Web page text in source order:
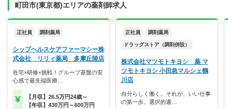
町田市(東京都)エリアの薬剤師求人
正社員 調剤薬局
シップヘルスケアファーマシー株
式会社 リリィ薬局 多摩丘陵店
在宅×研修×挑戦！グループ基盤の安
心感で最先端医療…
【月収】26.5万円24歳～
【年収】430万円～600万円
正社員 調剤薬局
ドラッグストア（調剤併設）
株式会社マツモトキヨシ 薬 マ
ツモトキヨシ 小田急マルシェ鶴
川店
自分らしく働く。それが、いい仕事
の第一歩。選択的週…